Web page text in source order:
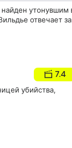
утонувшим
отвечает за
7.4
убийства,